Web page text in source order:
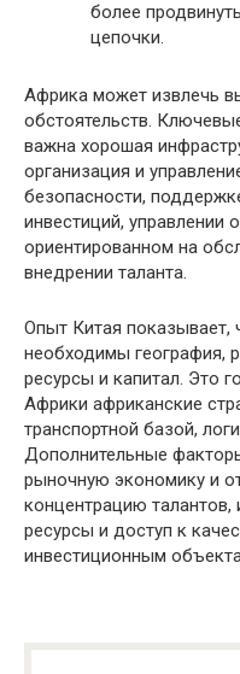
более
цепочки.
Африка может извлечь
обстоятельств.
важна хорошая
организация и
безопасности,
инвестиций,
ориентированном на
внедрении таланта.
Опыт Китая
необходимы география,
ресурсы и капитал. Это
Африки африканские
транспортной базой,
Дополнительные
рыночную экономику и
концентрацию
ресурсы и доступ к
инвестиционным